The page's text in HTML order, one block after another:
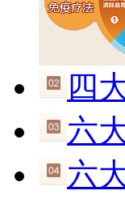
四
六
六